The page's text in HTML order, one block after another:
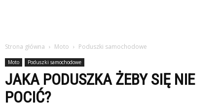
Strona główna Moto Poduszki samochodowe
Moto Poduszki samochodowe
JAKA PODUSZKA ŻEBY SIĘ NIE
POCIĆ?